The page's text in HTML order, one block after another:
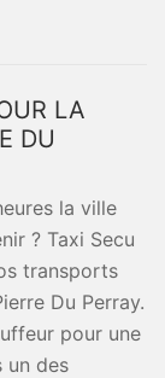
LA
DU
la ville
? Taxi Secu
transports
Du Perray.
pour une
un des